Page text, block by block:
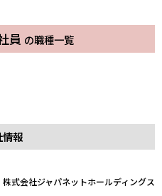
員 の職種一覧
麻布
総務・社員サポート
契約社員
ECサイト運営アシスタント
情報
株式会社ジャパネットホールディングス